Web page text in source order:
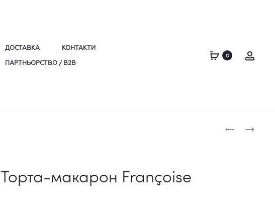
ДОСТАВКА КОНТАКТИ
ПАРТНЬОРСТВО / B2B
0
CÉLINE
Торта-макарон Françoise